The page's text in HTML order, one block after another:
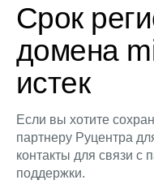
Срок
домена
истек
Если вы хотите
партнеру Руцентра
контакты для связи с
поддержки.